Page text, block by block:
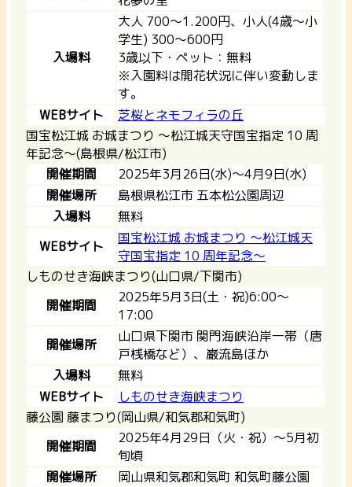
入場料
大人 700〜1.200円、小人(4歳〜小
学生) 300〜600円
3歳以下・ペット：無料
※入園料は開花状況に伴い変動しま
す。
WEBサイト
芝桜とネモフィラの丘
国宝松江城 お城まつり ～松江城天守国宝指定 10 周
年記念～(島根県/松江市)
開催期間
2025年3月26日(水)～4月9日(水)
開催場所
島根県松江市 五本松公園周辺
入場料
無料
WEBサイト
国宝松江城 お城まつり ～松江城天
守国宝指定 10 周年記念～
しものせき海峡まつり(山口県/下関市)
開催期間
2025年5月3日(土・祝)6:00～
17:00
開催場所
山口県下関市 関門海峡沿岸一帯（唐
戸桟橋など）、巌流島ほか
入場料
無料
WEBサイト
しものせき海峡まつり
藤公園 藤まつり(岡山県/和気郡和気町)
開催期間
2025年4月29日（火・祝）～5月初
旬頃
開催場所
岡山県和気郡和気町 和気町藤公園